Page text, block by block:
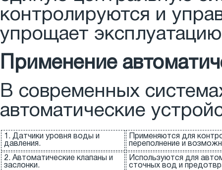
контролируются и
упрощает
Применение
В современных
автоматические
1. Датчики уровня воды и
давления.
Применяются для
переполнение и
2. Автоматические клапаны и
заслонки.
Используются для
сточных вод и